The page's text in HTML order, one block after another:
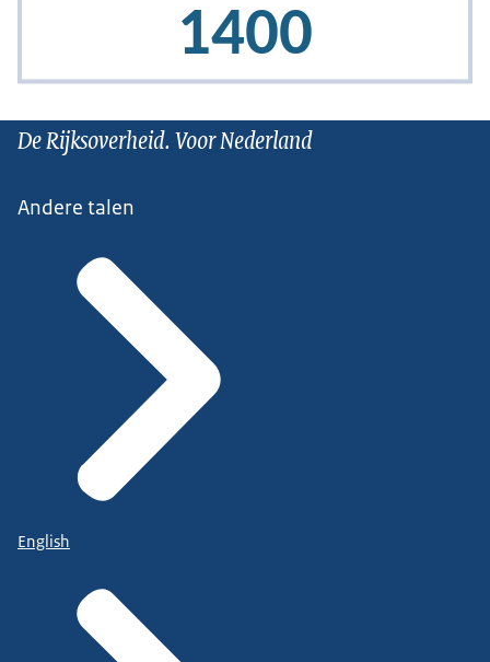
De Rijksoverheid. Voor Nederland
Andere talen
English